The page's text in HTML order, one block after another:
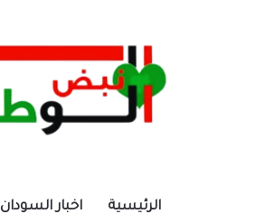
الرئيسية اخبار السودان